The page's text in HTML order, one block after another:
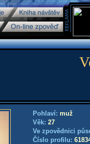
Pohlaví: muž
Věk: 27
Ve zpovědnici
Číslo profilu: